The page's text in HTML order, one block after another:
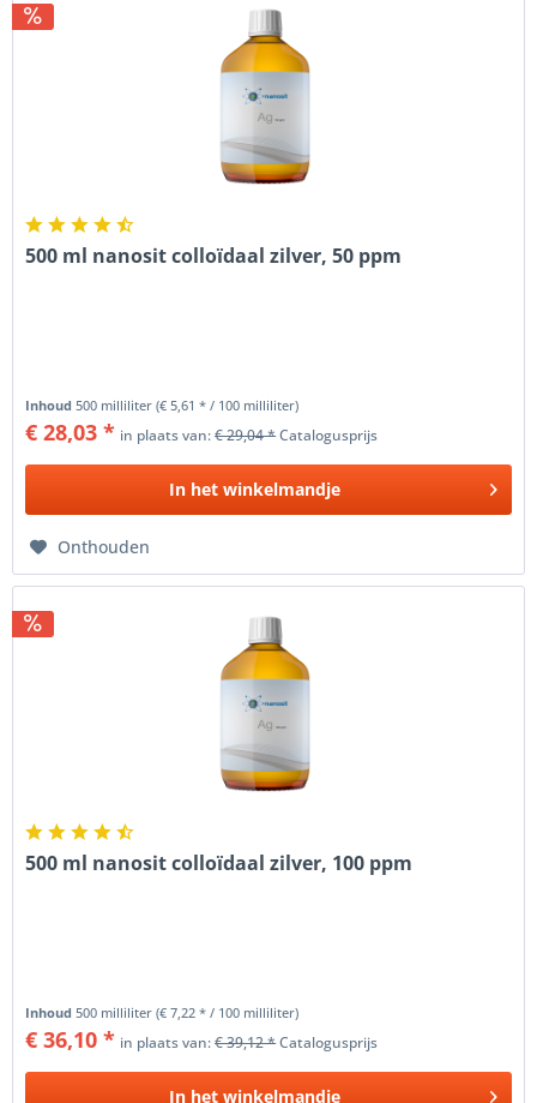
500 ml nanosit colloïdaal zilver, 50 ppm
Inhoud500 milliliter(€ 5,61 * / 100 milliliter)
€ 28,03 * in plaats van:€ 29,04 *Catalogusprijs
In het winkelmandje
Onthouden
500 ml nanosit colloïdaal zilver, 100 ppm
Inhoud 500 milliliter(€ 7,22 * / 100 milliliter)
€ 36,10 * in plaats van:€ 39,12 *Catalogusprijs
In het winkelmandje